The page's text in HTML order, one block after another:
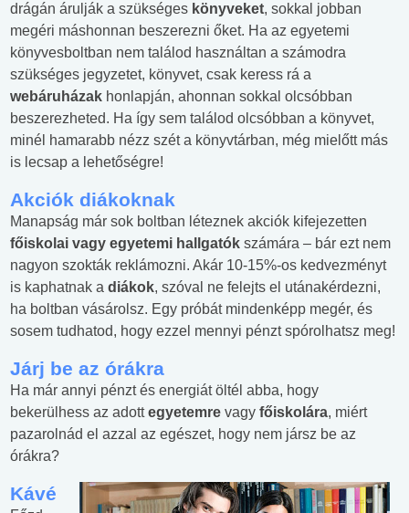
drágán árulják a szükséges könyveket, sokkal jobban
megéri máshonnan beszerezni őket. Ha az egyetemi
könyvesboltban nem találod használtan a számodra
szükséges jegyzetet, könyvet, csak keress rá a
webáruházak honlapján, ahonnan sokkal olcsóbban
beszerezheted. Ha így sem találod olcsóbban a könyvet,
minél hamarabb nézz szét a könyvtárban, még mielőtt más
is lecsap a lehetőségre!
Akciók diákoknak
Manapság már sok boltban léteznek akciók kifejezetten
főiskolai vagy egyetemi hallgatók számára – bár ezt nem
nagyon szokták reklámozni. Akár 10-15%-os kedvezményt
is kaphatnak a diákok, szóval ne felejts el utánakérdezni,
ha boltban vásárolsz. Egy próbát mindenképp megér, és
sosem tudhatod, hogy ezzel mennyi pénzt spórolhatsz meg!
Járj be az órákra
Ha már annyi pénzt és energiát öltél abba, hogy
bekerülhess az adottegyetemre vagy főiskolára, miért
pazarolnád el azzal az egészet, hogy nem jársz be az
órákra?
Kávé